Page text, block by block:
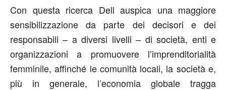
Con questa ricerca Dell auspica una maggiore
sensibilizzazione da parte dei decisori e dei
responsabili – a diversi livelli – di società, enti e
organizzazioni a promuovere l’imprenditorialità
femminile, affinché le comunità locali, la società e,
più in generale, l’economia globale tragga